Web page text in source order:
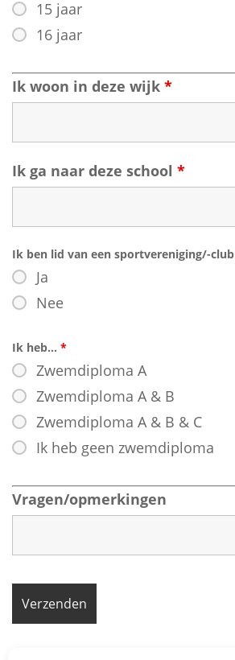
15 jaar
16 jaar
Ik woon in deze wijk *
Ik ga naar deze school *
Ik ben lid van een sportvereniging/-club
Ja
Nee
Ik heb... *
Zwemdiploma A
Zwemdiploma A & B
Zwemdiploma A & B & C
Ik heb geen zwemdiploma
Vragen/opmerkingen